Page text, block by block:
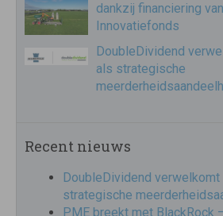
dankzij financiering
Innovatiefonds
DoubleDividend
als strategische
Recent nieuws
DoubleDividend
strategische
PME breekt met BlackRock